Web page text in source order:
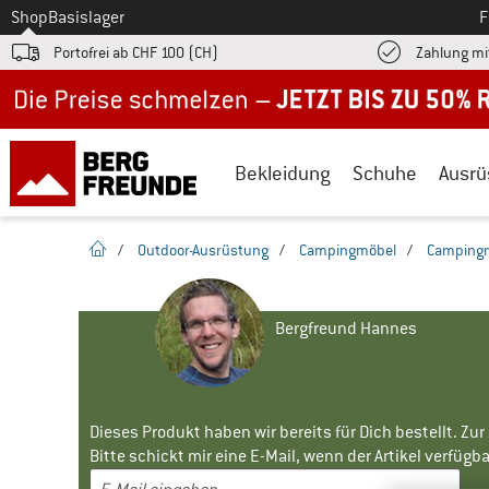
Zum
ShopBasislager
Portofrei ab CHF 100 (CH) Zahlung
Bekleidung Schuhe
Startseite
/ Outdoor-Ausrüstung / Campingmöbel /
Bergfreund Hannes
Dieses Produkt haben wir bereits für Dich bestellt.
Bitte schickt mir eine E-Mail, wenn der Artikel